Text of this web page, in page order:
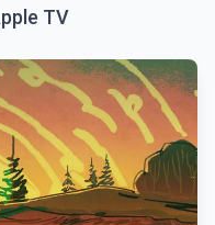
TV